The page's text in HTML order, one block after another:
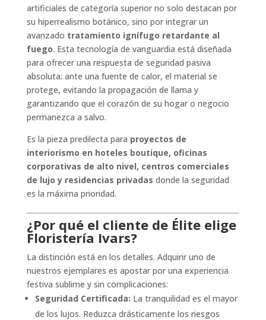
artificiales de categoría superior no solo destacan por
su hiperrealismo botánico, sino por integrar un
avanzado tratamiento ignífugo retardante al
fuego. Esta tecnología de vanguardia está diseñada
para ofrecer una respuesta de seguridad pasiva
absoluta: ante una fuente de calor, el material se
protege, evitando la propagación de llama y
garantizando que el corazón de su hogar o negocio
permanezca a salvo.
Es la pieza predilecta para proyectos de
interiorismo en hoteles boutique, oficinas
corporativas de alto nivel, centros comerciales
de lujo y residencias privadas donde la seguridad
es la máxima prioridad.
¿Por qué el cliente de Élite elige
Floristería Ivars?
La distinción está en los detalles. Adquirir uno de
nuestros ejemplares es apostar por una experiencia
festiva sublime y sin complicaciones:
Seguridad Certificada: La tranquilidad es el mayor
de los lujos. Reduzca drásticamente los riesgos